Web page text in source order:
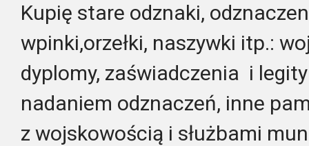
Kupię stare odznaki,
wpinki,orzełki, naszywki itp.:
dyplomy, zaświadczenia i
nadaniem odznaczeń, inne
z wojskowością i służbami